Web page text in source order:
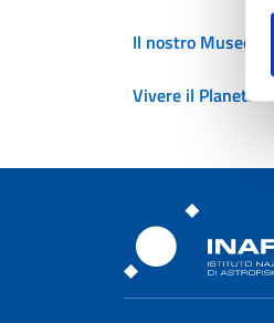
Il nostro Museo
Vivere il